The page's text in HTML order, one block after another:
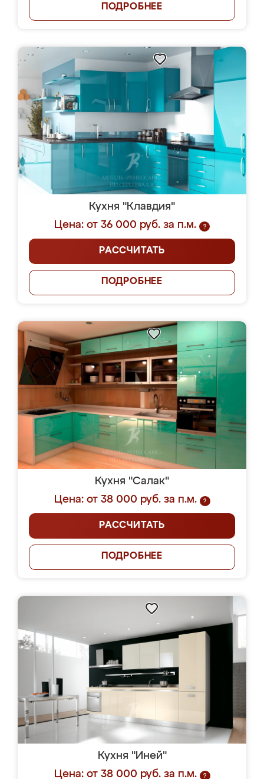
ПОДРОБНЕЕ
Кухня "Клавдия"
Цена: от 36 000 руб. за п.м.
?
РАССЧИТАТЬ
ПОДРОБНЕЕ
Кухня "Салак"
Цена: от 38 000 руб. за п.м.
?
РАССЧИТАТЬ
ПОДРОБНЕЕ
Кухня "Иней"
Цена: от 38 000 руб. за п.м.
?